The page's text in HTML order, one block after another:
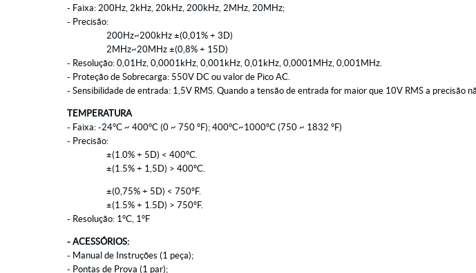
- Faixa: 200Hz, 2kHz, 20kHz, 200kHz, 2MHz, 20MHz;
- Precisão:
200Hz~200kHz ±(0,01% + 3D)
2MHz~20MHz ±(0,8% + 15D)
- Resolução: 0,01Hz, 0,0001kHz, 0,001kHz, 0,01kHz, 0,0001MHz, 0,001MHz.
- Proteção de Sobrecarga: 550V DC ou valor de Pico AC.
- Sensibilidade de entrada: 1,5V RMS. Quando a tensão de entrada for maior que 10V RMS a precisão
TEMPERATURA
- Faixa: -24°C ~ 400°C (0 ~ 750 ºF); 400°C~1000ºC (750 ~ 1832 ºF)
- Precisão:
±(1.0% + 5D) < 400ºC.
±(1.5% + 1,5D) > 400ºC.
±(0,75% + 5D) < 750ºF.
±(1.5% + 1.5D) > 750ºF.
- Resolução: 1°C, 1°F
- ACESSÓRIOS:
- Manual de Instruções (1 peça);
- Pontas de Prova (1 par);